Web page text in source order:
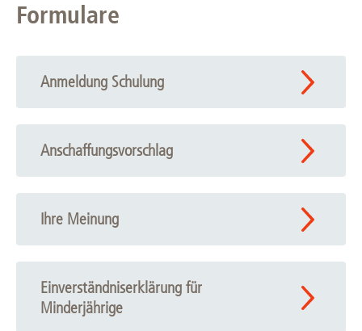
Formulare
Anmeldung Schulung
Anschaffungsvorschlag
Ihre Meinung
Einverständniserklärung für
Minderjährige